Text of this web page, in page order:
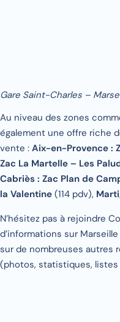
Gare Saint-Charles –
Au niveau des zones
également une offre riche
vente : Aix-en-Provence :
Zac La Martelle – Les
Cabriès : Zac Plan de
la Valentine (114 pdv),
N’hésitez pas à rejoindre
d’informations sur
sur de nombreuses autres
(photos, statistiques, listes